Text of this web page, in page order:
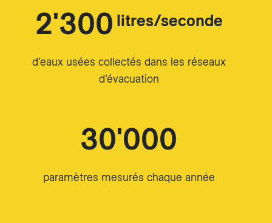
2'300litres/seconde
d’eaux usées collectés dans les réseaux
d’évacuation
30'000
paramètres mesurés chaque année